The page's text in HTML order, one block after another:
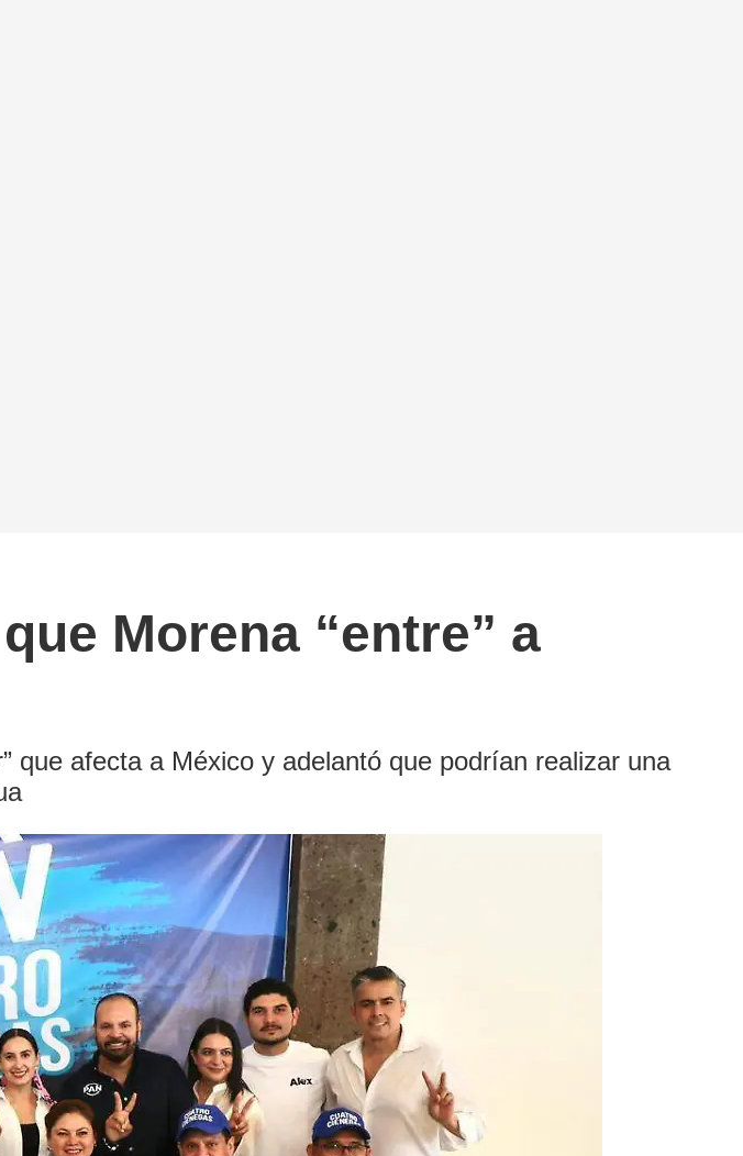
Morena “entre” a
que afecta a México y adelantó que podrían realizar una